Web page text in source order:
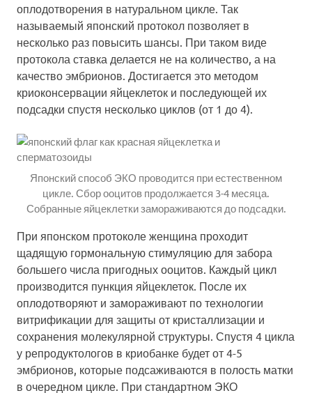
оплодотворения в натуральном цикле. Так
называемый японский протокол позволяет в
несколько раз повысить шансы. При таком виде
протокола ставка делается не на количество, а на
качество эмбрионов. Достигается это методом
криоконсервации яйцеклеток и последующей их
подсадки спустя несколько циклов (от 1 до 4).
Японский способ ЭКО проводится при естественном
цикле. Сбор ооцитов продолжается 3-4 месяца.
Собранные яйцеклетки замораживаются до подсадки.
При японском протоколе женщина проходит
щадящую гормональную стимуляцию для забора
большего числа пригодных ооцитов. Каждый цикл
производится пункция яйцеклеток. После их
оплодотворяют и замораживают по технологии
витрификации для защиты от кристаллизации и
сохранения молекулярной структуры. Спустя 4 цикла
у репродуктологов в криобанке будет от 4-5
эмбрионов, которые подсаживаются в полость матки
в очередном цикле. При стандартном ЭКО